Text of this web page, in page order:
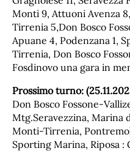
Monti 9, Attuoni Avenza
Tirrenia 5,Don Bosco
Apuane 4, Podenzana 1,
Tirrenia, Don Bosco
Fosdinovo una gara in
Prossimo turno:
Don Bosco Fossone-
Mtg.Seravezzina, Marina
Monti-Tirrenia,
Sporting Marina, Riposa :